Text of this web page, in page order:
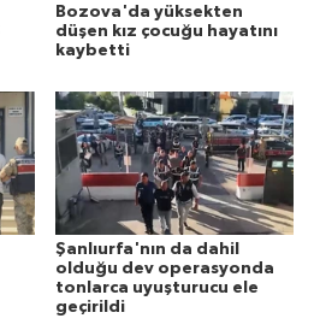
Bozova'da yüksekten
düşen kız çocuğu hayatını
kaybetti
Şanlıurfa'nın da dahil
olduğu dev operasyonda
tonlarca uyuşturucu ele
geçirildi